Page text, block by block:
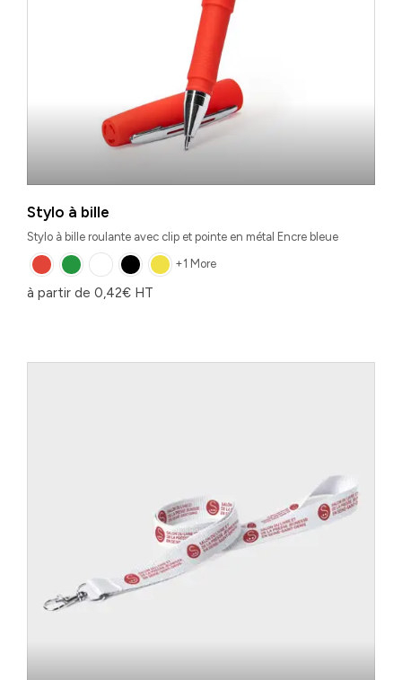
Stylo à bille
Stylo à bille roulante avec clip et pointe en métal Encre bleue
+1 More
à partir de 0,42€ HT